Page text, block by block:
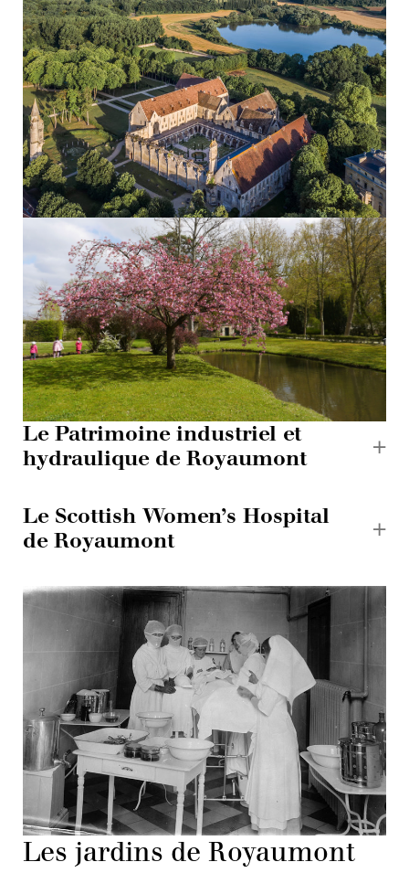
Le Patrimoine industriel et
hydraulique de Royaumont
Le Scottish Women’s Hospital
de Royaumont
Les jardins de Royaumont